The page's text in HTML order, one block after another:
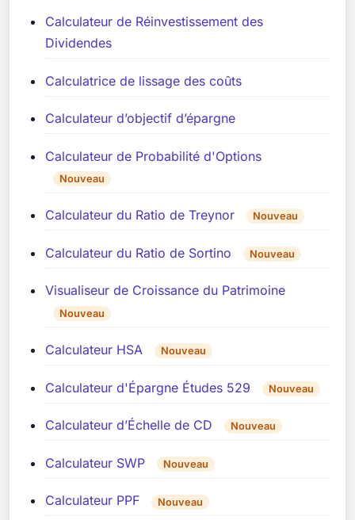
Calculateur de Réinvestissement des
Dividendes
Calculatrice de lissage des coûts
Calculateur d’objectif d’épargne
Calculateur de Probabilité d'Options
Nouveau
Calculateur du Ratio de Treynor Nouveau
Calculateur du Ratio de Sortino Nouveau
Visualiseur de Croissance du Patrimoine
Nouveau
Calculateur HSA Nouveau
Calculateur d'Épargne Études 529 Nouveau
Calculateur d’Échelle de CD Nouveau
Calculateur SWP Nouveau
Calculateur PPF Nouveau